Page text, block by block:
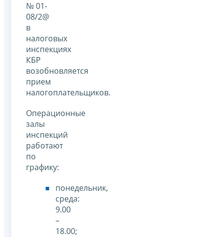
№ 01-
08/2@
в
налоговых
инспекциях
КБР
возобновляется
прием
налогоплательщиков.
Операционные
залы
инспекций
работают
по
графику:
понедельник,
среда:
9.00
–
18.00;